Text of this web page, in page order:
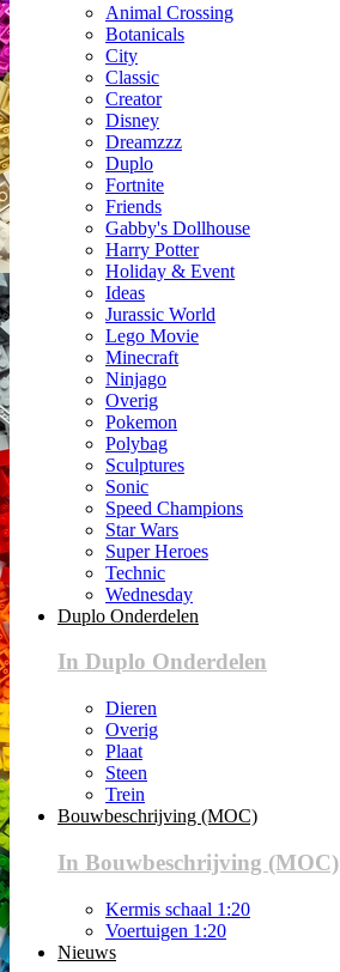
Animal Crossing
Botanicals
City
Classic
Creator
Disney
Dreamzzz
Duplo
Fortnite
Friends
Gabby's Dollhouse
Harry Potter
Holiday & Event
Ideas
Jurassic World
Lego Movie
Minecraft
Ninjago
Overig
Pokemon
Polybag
Sculptures
Sonic
Speed Champions
Star Wars
Super Heroes
Technic
Wednesday
Duplo Onderdelen
In Duplo Onderdelen
Dieren
Overig
Plaat
Steen
Trein
Bouwbeschrijving (MOC)
In Bouwbeschrijving (MOC)
Kermis schaal 1:20
Voertuigen 1:20
Nieuws